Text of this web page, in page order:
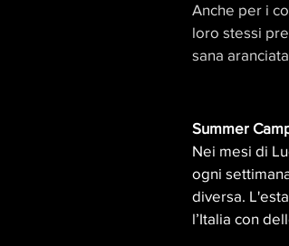
Anche per i
loro stessi
sana
Summer
Nei mesi di
ogni
diversa.
l’Italia con